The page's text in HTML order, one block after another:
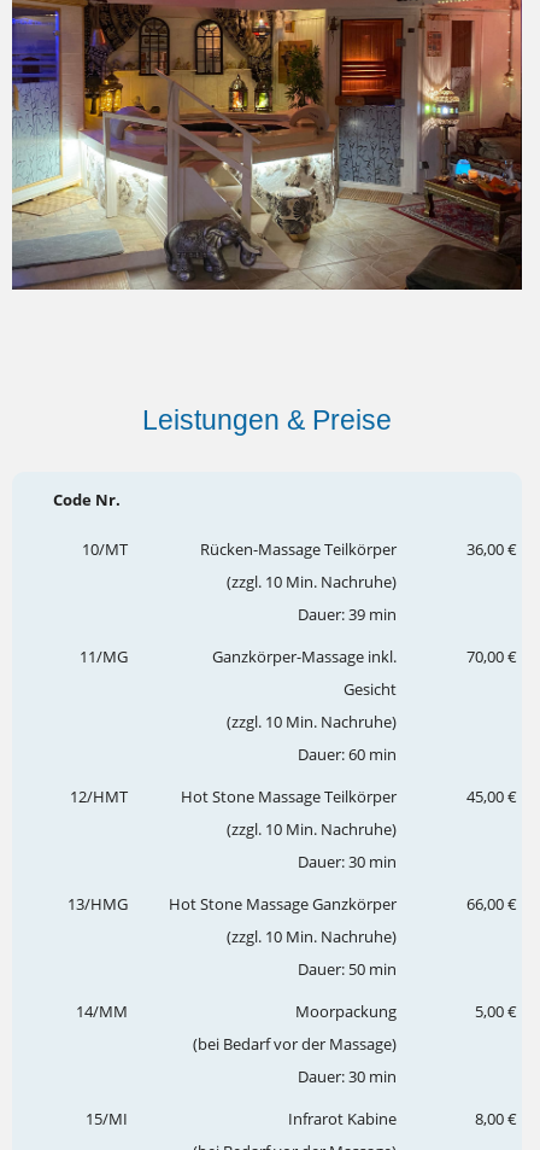
Leistungen & Preise
Code Nr.
10/MT
Rücken-Massage Teilkörper
(zzgl. 10 Min. Nachruhe)
Dauer: 39 min
36,00 €
11/MG
Ganzkörper-Massage inkl.
Gesicht
(zzgl. 10 Min. Nachruhe)
Dauer: 60 min
70,00 €
12/HMT
Hot Stone Massage Teilkörper
(zzgl. 10 Min. Nachruhe)
Dauer: 30 min
45,00 €
13/HMG
Hot Stone Massage Ganzkörper
(zzgl. 10 Min. Nachruhe)
Dauer: 50 min
66,00 €
14/MM
Moorpackung
(bei Bedarf vor der Massage)
Dauer: 30 min
5,00 €
15/MI
Infrarot Kabine
8,00 €